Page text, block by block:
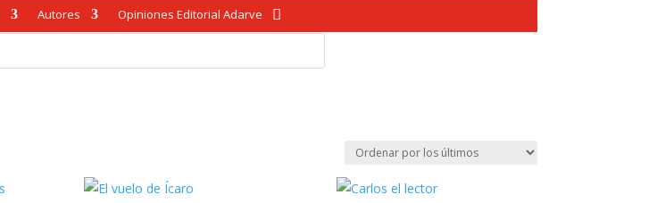
Autores Opiniones Editorial Adarve